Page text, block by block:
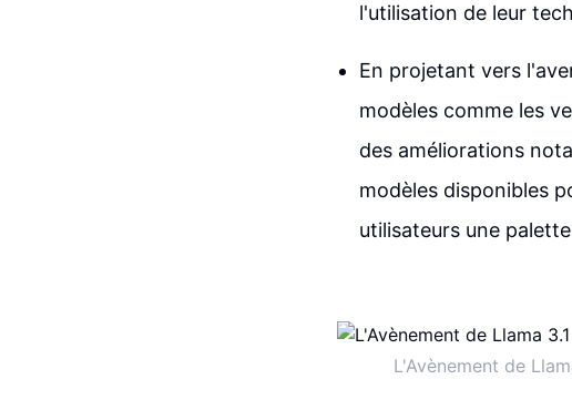
l'utilisation de leur
En projetant vers
modèles comme les
des améliorations
modèles disponibles
utilisateurs une
L'Avènement de